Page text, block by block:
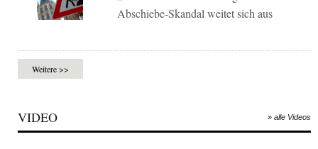
Abschiebe-Skandal weitet sich aus
Weitere >>
VIDEO » alle Videos